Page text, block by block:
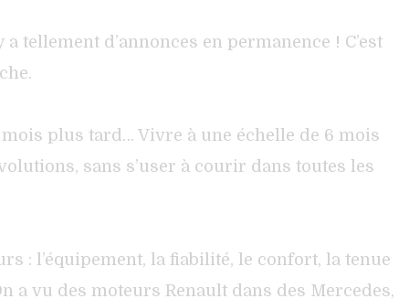
tellement d’annonces en permanence ! C’est
plus tard… Vivre à une échelle de 6 mois
sans s’user à courir dans toutes les
: l’équipement, la fiabilité, le confort, la tenue
a vu des moteurs Renault dans des Mercedes,